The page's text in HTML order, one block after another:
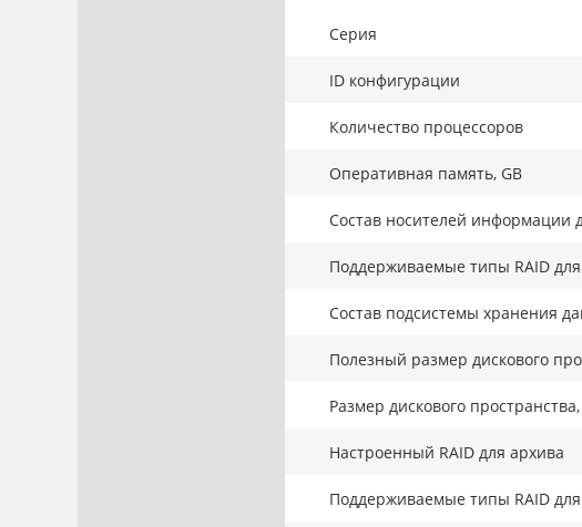
Серия
ID конфигурации
Количество процессоров
Оперативная память, GB
Состав носителей информации
Поддерживаемые типы RAID для
Состав подсистемы хранения
Полезный размер дискового
Размер дискового
Настроенный RAID для архива
Поддерживаемые типы RAID